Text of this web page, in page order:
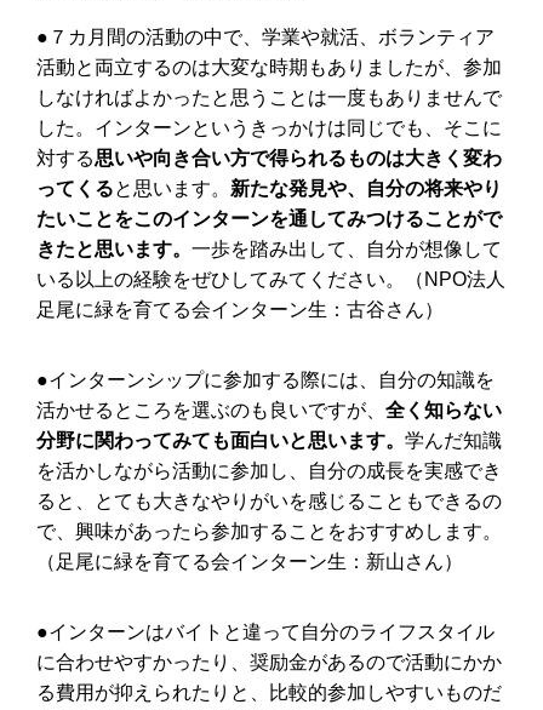
●７カ月間の活動の中で、学業や就活、ボランティア
活動と両立するのは大変な時期もありましたが、参加
しなければよかったと思うことは一度もありませんで
した。インターンというきっかけは同じでも、そこに
対する思いや向き合い方で得られるものは大きく変わ
ってくると思います。 新たな発見や、自分の将来やり
たいことをこのインターンを通してみつけることがで
きたと思います。 一歩を踏み出して、自分が想像して
いる以上の経験をぜひしてみてください。（NPO法人
足尾に緑を育てる会インターン生：古谷さん）
●インターンシップに参加する際には、自分の知識を
活かせるところを選ぶのも良いですが、 全く知らない
分野に関わってみても面白いと思います。 学んだ知識
を活かしながら活動に参加し、自分の成長を実感でき
ると、とても大きなやりがいを感じることもできるの
で、興味があったら参加することをおすすめします。
（足尾に緑を育てる会インターン生：新山さん）
●インターンはバイトと違って自分のライフスタイル
に合わせやすかったり、奨励金があるので活動にかか
る費用が抑えられたりと、比較的参加しやすいものだ